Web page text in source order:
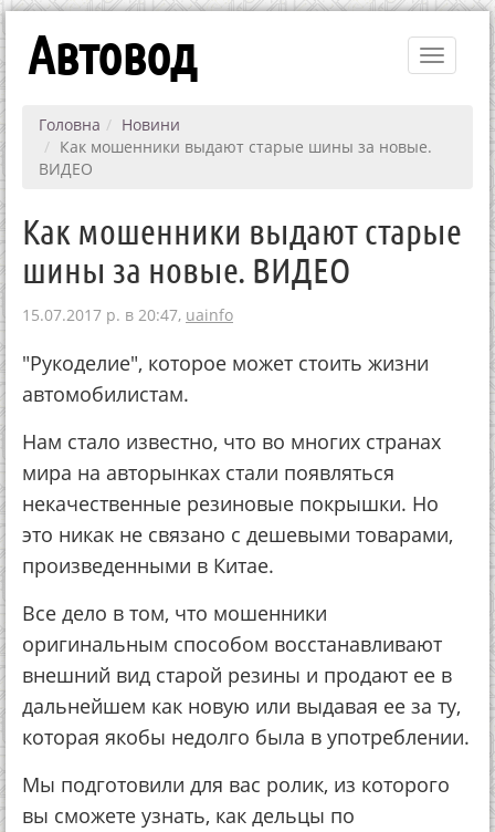
Toggle
Автовод
Головна
Новини
Как мошенники выдают старые шины за новые.
ВИДЕО
Как мошенники выдают старые
шины за новые. ВИДЕО
15.07.2017 р. в 20:47, uainfo
"Рукоделие", которое может стоить жизни
автомобилистам.
Нам стало известно, что во многих странах
мира на авторынках стали появляться
некачественные резиновые покрышки. Но
это никак не связано с дешевыми товарами,
произведенными в Китае.
Все дело в том, что мошенники
оригинальным способом восстанавливают
внешний вид старой резины и продают ее в
дальнейшем как новую или выдавая ее за ту,
которая якобы недолго была в употреблении.
Мы подготовили для вас ролик, из которого
вы сможете узнать, как дельцы по